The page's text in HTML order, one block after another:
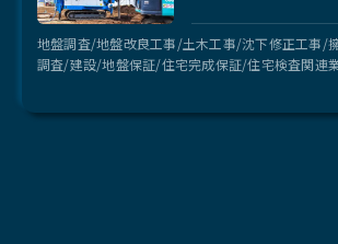
地盤調査/地盤改良工事/土木工事/沈下修正工事/
調査/建設/地盤保証/住宅完成保証/住宅検査関連